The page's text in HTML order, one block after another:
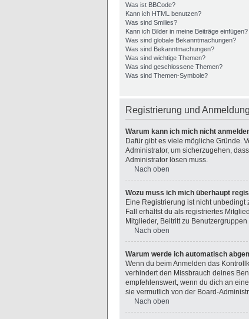
Was ist BBCode?
Kann ich HTML benutzen?
Was sind Smilies?
Kann ich Bilder in meine Beiträge einfügen?
Was sind globale Bekanntmachungen?
Was sind Bekanntmachungen?
Was sind wichtige Themen?
Was sind geschlossene Themen?
Was sind Themen-Symbole?
Registrierung und Anmeldung
Warum kann ich mich nicht
Dafür gibt es viele mögliche Gründe.
Administrator, um sicherzugehen,
Administrator lösen muss.
Nach oben
Wozu muss ich mich überhaupt
Eine Registrierung ist nicht
Fall erhältst du als registriertes
Mitglieder, Beitritt zu
Nach oben
Warum werde ich automatisch
Wenn du beim Anmelden das
verhindert den Missbrauch deines
empfehlenswert, wenn du dich an
sie vermutlich von der Board-
Nach oben